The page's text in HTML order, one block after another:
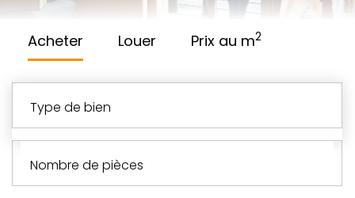
Acheter Louer Prix au m2
type de bien
nombre de pièces